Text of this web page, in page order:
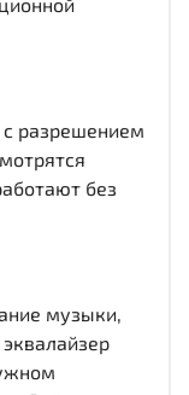
c разрешением
без
музыки,